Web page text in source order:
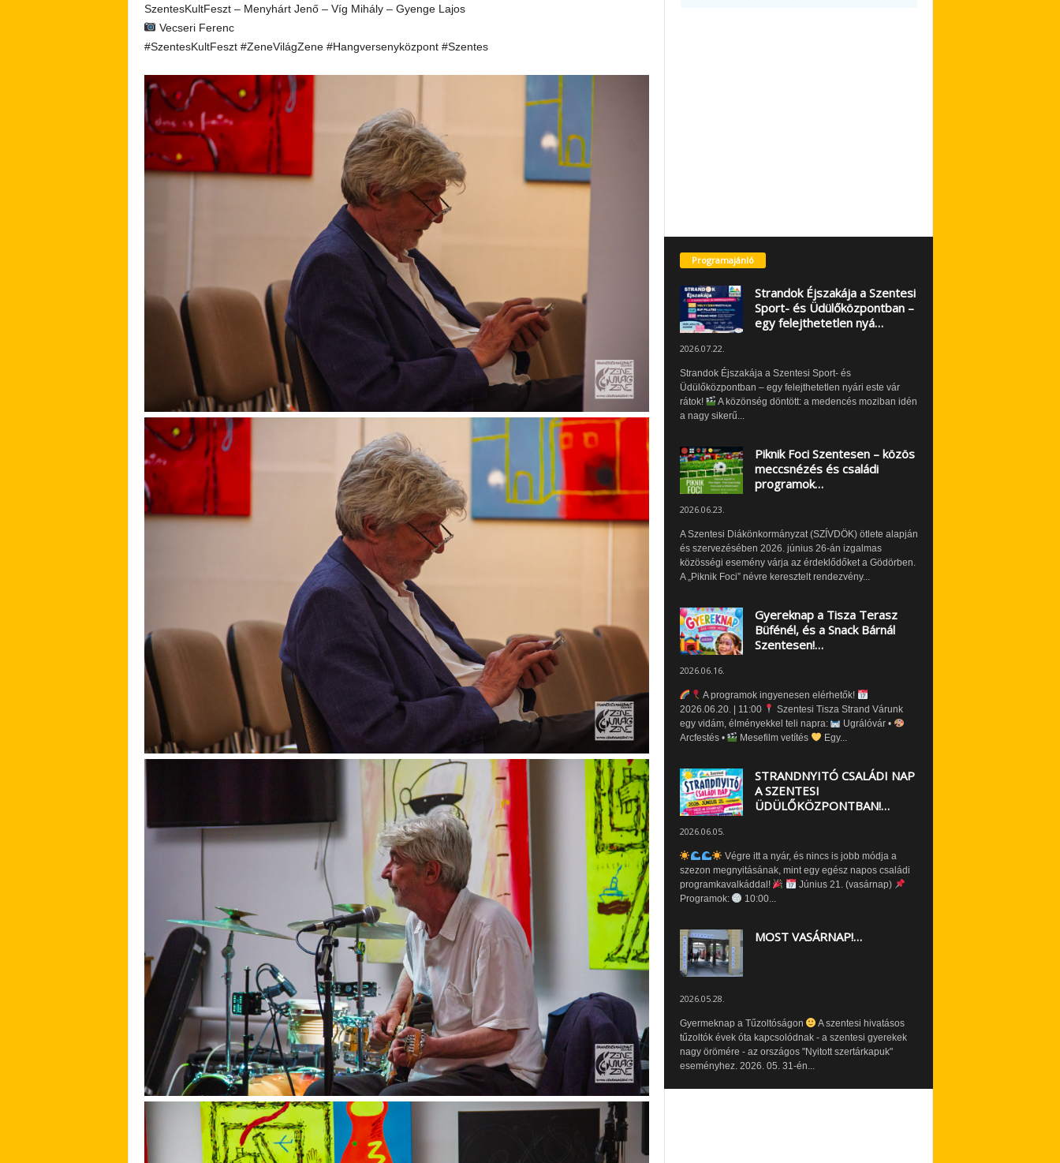
SzentesKultFeszt – Menyhárt Jenő – Víg Mihály – Gyenge Lajos
Vecseri Ferenc
#SzentesKultFeszt #ZeneVilágZene #Hangversenyközpont #Szentes
Programajánló
Strandok Éjszakája a Szentesi
Sport- és Üdülőközpontban –
egy felejthetetlen nyá…
2026.07.22.
Strandok Éjszakája a Szentesi Sport- és
Üdülőközpontban – egy felejthetetlen nyári este vár
rátok!
A közönség döntött: a medencés moziban idén
a nagy sikerű...
Piknik Foci Szentesen – közös
meccsnézés és családi
programok…
2026.06.23.
A Szentesi Diákönkormányzat (SZÍVDÖK) ötlete alapján
és szervezésében 2026. június 26-án izgalmas
közösségi esemény várja az érdeklődőket a Gödörben.
A „Piknik Foci” névre keresztelt rendezvény...
Gyereknap a Tisza Terasz
Büfénél, és a Snack Bárnál
Szentesen!…
2026.06.16.
A programok ingyenesen elérhetők!
2026.06.20. | 11:00
Szentesi Tisza Strand Várunk
egy vidám, élményekkel teli napra:
Ugrálóvár •
Arcfestés •
Mesefilm vetítés Egy...
STRANDNYITÓ CSALÁDI NAP
A SZENTESI
ÜDÜLŐKÖZPONTBAN!…
2026.06.05.
Végre itt a nyár, és nincs is jobb módja a
szezon megnyitásának, mint egy egész napos családi
programkavalkáddal!
Június 21. (vasárnap)
Programok:
10:00...
MOST VASÁRNAP!…
2026.05.28.
Gyermeknap a Tűzoltóságon
A szentesi hivatásos
tűzoltók évek óta kapcsolódnak - a szentesi gyerekek
nagy örömére - az országos "Nyitott szertárkapuk"
eseményhez. 2026. 05. 31-én...